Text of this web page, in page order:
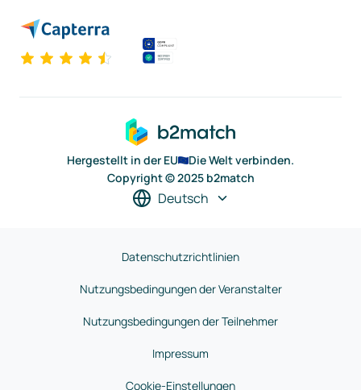
Hergestellt in der EU
Die Welt verbinden.
Copyright © 2025 b2match
Deutsch
Datenschutzrichtlinien
Nutzungsbedingungen der Veranstalter
Nutzungsbedingungen der Teilnehmer
Impressum
Cookie-Einstellungen